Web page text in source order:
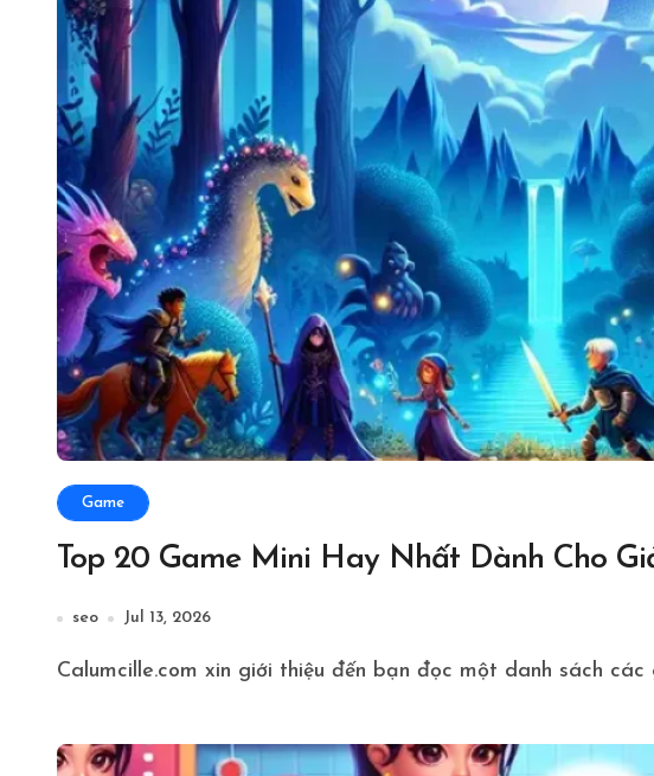
Game
Top 20 Game Mini Hay Nhất Dành Cho
seo Jul 13, 2026
Calumcille.com xin giới thiệu đến bạn đọc một danh sách